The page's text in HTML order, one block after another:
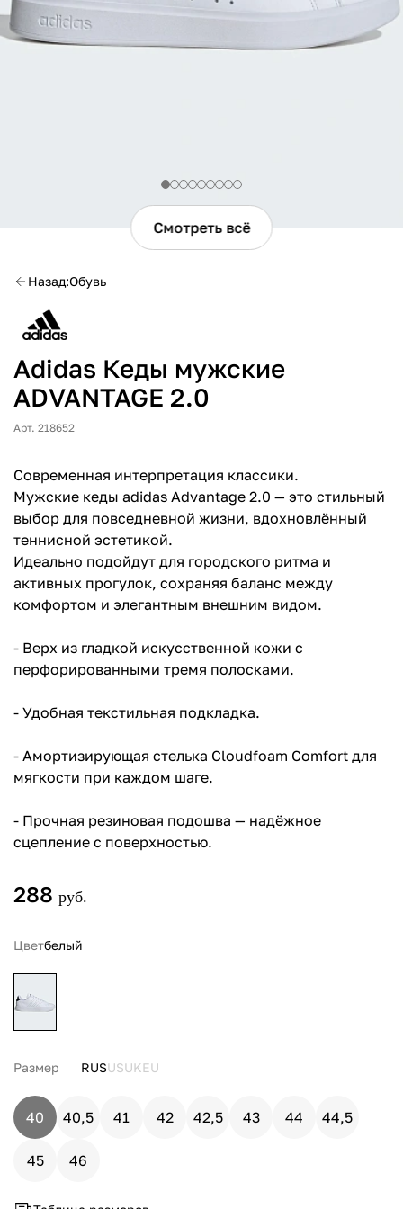
Смотреть всё
Назад Обувь
Adidas Кеды мужские
ADVANTAGE 2.0
Арт. 218652
Современная интерпретация классики.
Мужские кеды adidas Advantage 2.0 — это стильный
выбор для повседневной жизни, вдохновлённый
теннисной эстетикой.
Идеально подойдут для городского ритма и
активных прогулок, сохраняя баланс между
комфортом и элегантным внешним видом.
- Верх из гладкой искусственной кожи с
перфорированными тремя полосками.
- Удобная текстильная подкладка.
- Амортизирующая стелька Cloudfoam Comfort для
мягкости при каждом шаге.
- Прочная резиновая подошва — надёжное
сцепление с поверхностью.
288 руб.
Цветбелый
Размер RUSUSUKEU
40 40,5 41 42 42,5 43 44 44,5
45 46